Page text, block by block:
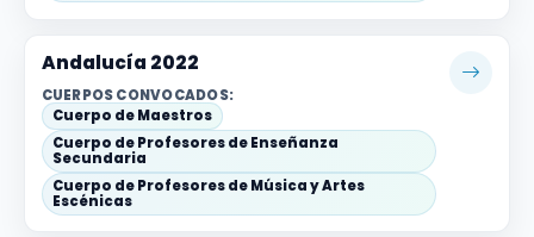
Andalucía 2022
CUERPOS CONVOCADOS:
Cuerpo de Maestros
Cuerpo de Profesores de Enseñanza
Secundaria
Cuerpo de Profesores de Música y Artes
Escénicas